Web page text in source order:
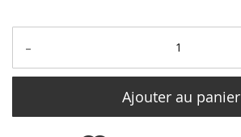
-
Ajouter au panier